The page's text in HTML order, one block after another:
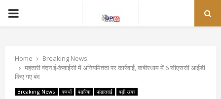
PRIMARY
Home
Breaking News
महतारी वंदन ई-केवाईसी में अनियमितता पर कार्रवाई, कबीरधाम में 6 सीएससी आईडी
किए गए बंद
Breaking News कवर्धा पंडरिया पांडातराई बड़ी खबर